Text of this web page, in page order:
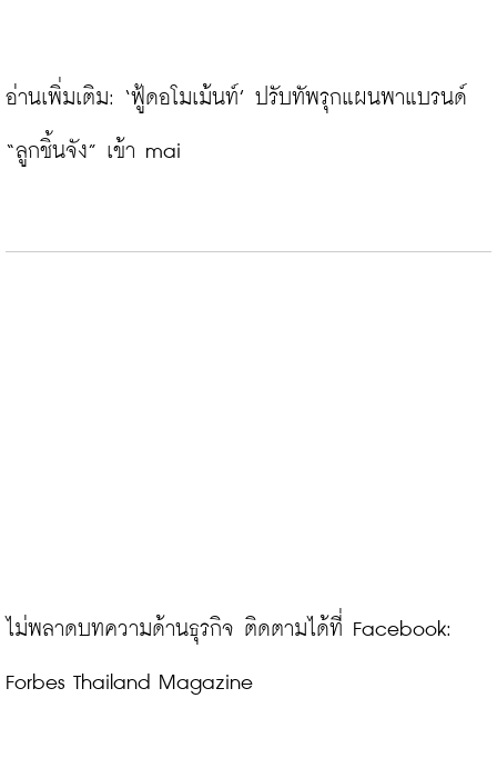
อ่านเพิ่มเติม: ‘ฟู้ดอโมเม้นท์’ ปรับทัพรุกแผนพาแบรนด์
“ลูกชิ้นจัง” เข้า mai
ไม่พลาดบทความด้านธุรกิจ ติดตามได้ที่ Facebook:
Forbes Thailand Magazine